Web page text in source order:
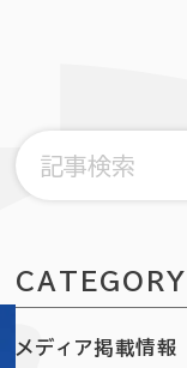
CATEGORY
メディア掲載情報